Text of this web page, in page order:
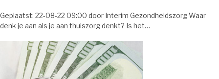
Geplaatst: 22-08-22 09:00 door Interim Gezondheidszorg Waar
denk je aan als je aan thuiszorg denkt? Is het…